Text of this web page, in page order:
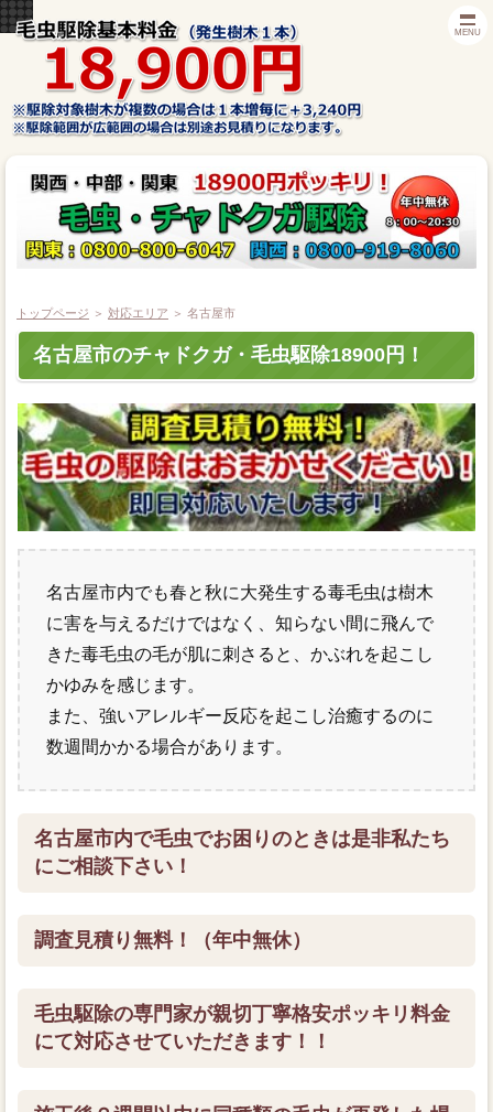
MENU
ホーム
毛虫の種類
毛虫駆除対応エリア
毛虫駆除料金一覧
企業概要
トップページ ＞ 対応エリア ＞ 名古屋市
名古屋市のチャドクガ・毛虫駆除18900円！
名古屋市内でも春と秋に大発生する毒毛虫は樹木
に害を与えるだけではなく、知らない間に飛んで
きた毒毛虫の毛が肌に刺さると、かぶれを起こし
かゆみを感じます。
また、強いアレルギー反応を起こし治癒するのに
数週間かかる場合があります。
名古屋市内で毛虫でお困りのときは是非私たち
にご相談下さい！
調査見積り無料！（年中無休）
毛虫駆除の専門家が親切丁寧格安ポッキリ料金
にて対応させていただきます！！